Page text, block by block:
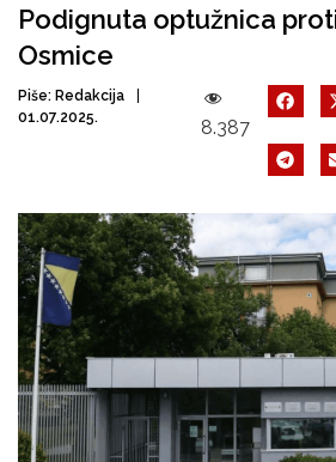
Podignuta optužnica
Osmice
Piše: Redakcija
01.07.2025.
8.387